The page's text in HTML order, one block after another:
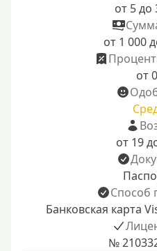
от 5 до
от 1 000
от
от 19
Способ
Банковская карта
№